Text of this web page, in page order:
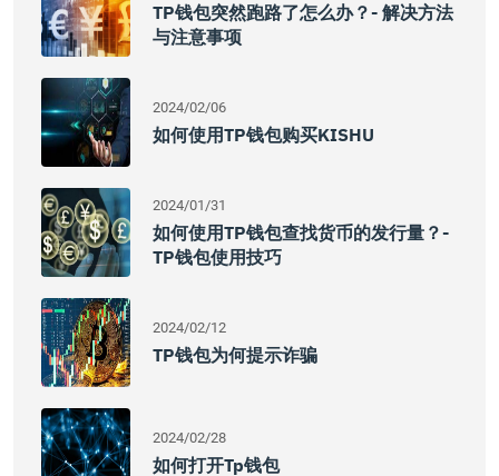
TP钱包突然跑路了怎么办？- 解决方法
与注意事项
2024/02/06
如何使用TP钱包购买KISHU
2024/01/31
如何使用TP钱包查找货币的发行量？-
TP钱包使用技巧
2024/02/12
TP钱包为何提示诈骗
2024/02/28
如何打开tp钱包